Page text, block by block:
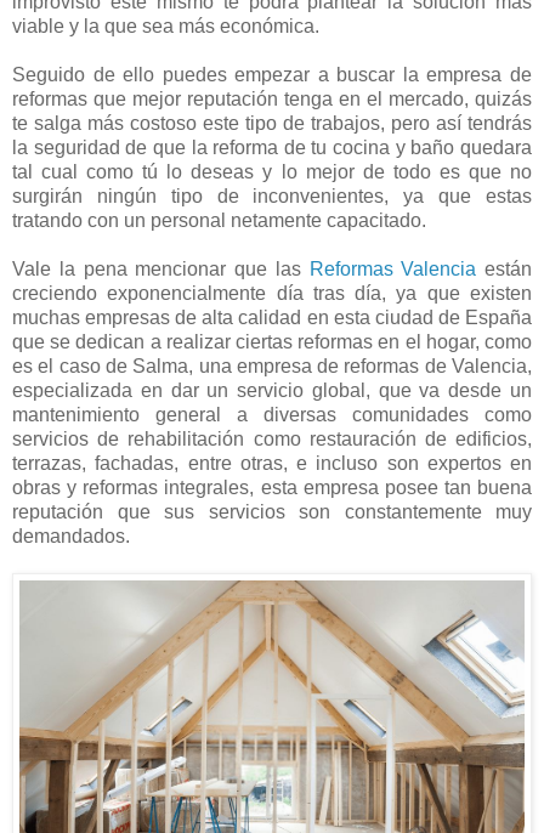
viable y la que sea más económica.
Seguido de ello puedes empezar a buscar la empresa de
reformas que mejor reputación tenga en el mercado, quizás
te salga más costoso este tipo de trabajos, pero así tendrás
la seguridad de que la reforma de tu cocina y baño quedara
tal cual como tú lo deseas y lo mejor de todo es que no
surgirán ningún tipo de inconvenientes, ya que estas
tratando con un personal netamente capacitado.
Vale la pena mencionar que las Reformas Valencia están
creciendo exponencialmente día tras día, ya que existen
muchas empresas de alta calidad en esta ciudad de España
que se dedican a realizar ciertas reformas en el hogar, como
es el caso de Salma, una empresa de reformas de Valencia,
especializada en dar un servicio global, que va desde un
mantenimiento general a diversas comunidades como
servicios de rehabilitación como restauración de edificios,
terrazas, fachadas, entre otras, e incluso son expertos en
obras y reformas integrales, esta empresa posee tan buena
reputación que sus servicios son constantemente muy
demandados.